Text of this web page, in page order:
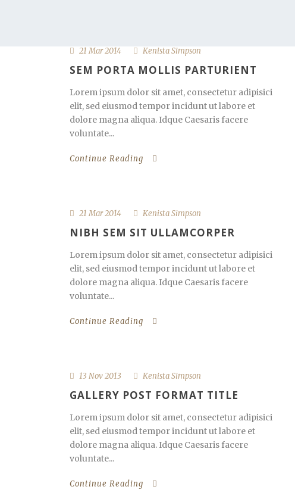
21 Mar 2014 Kenista Simpson
SEM PORTA MOLLIS PARTURIENT
Lorem ipsum dolor sit amet, consectetur adipisici
elit, sed eiusmod tempor incidunt ut labore et
dolore magna aliqua. Idque Caesaris facere
voluntate...
Continue Reading
21 Mar 2014 Kenista Simpson
NIBH SEM SIT ULLAMCORPER
Lorem ipsum dolor sit amet, consectetur adipisici
elit, sed eiusmod tempor incidunt ut labore et
dolore magna aliqua. Idque Caesaris facere
voluntate...
Continue Reading
13 Nov 2013 Kenista Simpson
GALLERY POST FORMAT TITLE
Lorem ipsum dolor sit amet, consectetur adipisici
elit, sed eiusmod tempor incidunt ut labore et
dolore magna aliqua. Idque Caesaris facere
voluntate...
Continue Reading